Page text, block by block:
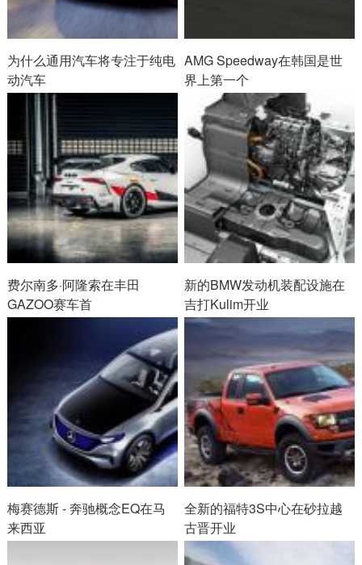
为什么通用汽车将专注于纯电
动汽车
AMG Speedway在韩国是世
界上第一个
费尔南多·阿隆索在丰田
GAZOO赛车首
新的BMW发动机装配设施在
吉打Kulim开业
梅赛德斯 - 奔驰概念EQ在马
来西亚
全新的福特3S中心在砂拉越
古晋开业